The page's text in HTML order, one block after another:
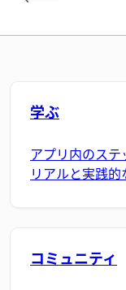
学ぶ
アプリ内のス
リアルと実践的
コミュニティ